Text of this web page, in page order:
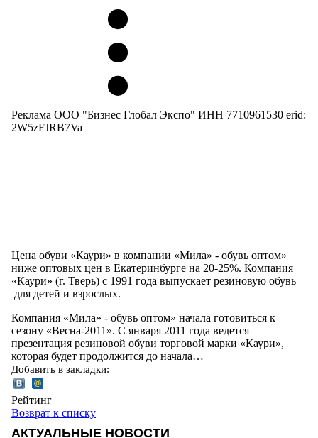
Реклама ООО "Бизнес Глобал Экспо" ИНН 7710961530 erid:
2W5zFJRB7Va
Цена обуви «Каури» в компании «Мила» - обувь оптом»
ниже оптовых цен в Екатеринбурге на 20-25%. Компания
«Каури» (г. Тверь) с 1991 года выпускает резиновую обувь
для детей и взрослых.
Компания «Мила» - обувь оптом» начала готовиться к
сезону «Весна-2011». С января 2011 года ведется
презентация резиновой обуви торговой марки «Каури»,
которая будет продолжится до начала…
Добавить в закладки:
Рейтинг
Возврат к списку
АКТУАЛЬНЫЕ НОВОСТИ